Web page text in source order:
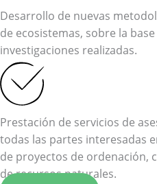
Desarrollo de nuevas
de ecosistemas, sobre la
investigaciones realizadas.
Prestación de servicios de
todas las partes interesadas
de proyectos de ordenación,
de recursos naturales.